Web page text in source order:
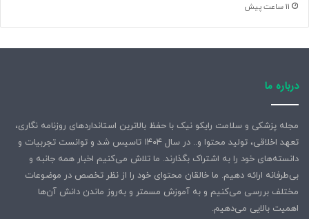
11 ساعت پیش
درباره ما
مجله پزشکی و سلامت رایکو نیک با حفظ بالاترین استانداردهای روزنامه نگاری،
تعهد اخلاقی، تولید محتوا و.. در سال ۱۴۰۴ تاسیس شد و توانست تجربیات و
دانسته‌های خود را به اشتراک بگذارند. ما تلاش می‌کنیم اخبار همه جانبه و
بی‌طرفانه ارائه دهیم. ما خالقان محتوای خود را از نظر تخصص در موضوعات
مختلف بررسی می‌کنیم و به آموزش مسمتر و به‌روز ماندن دانش آن‌ها
اهمیت بالایی می‌دهیم.